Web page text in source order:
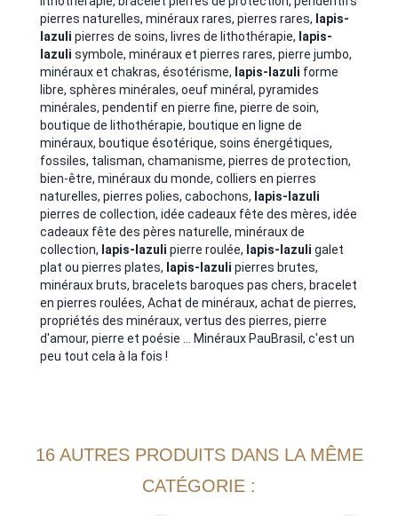
pierres naturelles, minéraux rares, pierres rares, lapis-
lazuli pierres de soins, livres de lithothérapie, lapis-
lazuli symbole, minéraux et pierres rares, pierre jumbo,
minéraux et chakras, ésotérisme, lapis-lazuli forme
libre, sphères minérales, oeuf minéral, pyramides
minérales, pendentif en pierre fine, pierre de soin,
boutique de lithothérapie, boutique en ligne de
minéraux, boutique ésotérique, soins énergétiques,
fossiles, talisman, chamanisme, pierres de protection,
bien-être, minéraux du monde, colliers en pierres
naturelles, pierres polies, cabochons, lapis-lazuli
pierres de collection, idée cadeaux fête des mères, idée
cadeaux fête des pères naturelle, minéraux de
collection, lapis-lazuli pierre roulée, lapis-lazuli galet
plat ou pierres plates, lapis-lazuli pierres brutes,
minéraux bruts, bracelets baroques pas chers, bracelet
en pierres roulées, Achat de minéraux, achat de pierres,
propriétés des minéraux, vertus des pierres, pierre
d'amour, pierre et poésie ... Minéraux PauBrasil, c'est un
peu tout cela à la fois !
16 AUTRES PRODUITS DANS LA MÊME
CATÉGORIE :